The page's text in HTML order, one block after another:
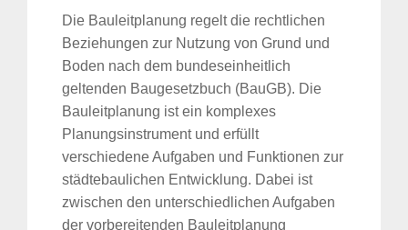
Die Bauleitplanung regelt die rechtlichen
Beziehungen zur Nutzung von Grund und
Boden nach dem bundeseinheitlich
geltenden Baugesetzbuch (BauGB). Die
Bauleitplanung ist ein komplexes
Planungsinstrument und erfüllt
verschiedene Aufgaben und Funktionen zur
städtebaulichen Entwicklung. Dabei ist
zwischen den unterschiedlichen Aufgaben
der vorbereitenden Bauleitplanung